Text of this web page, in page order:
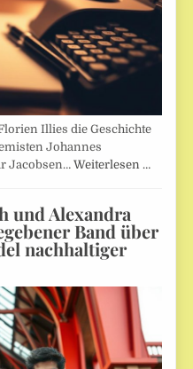
Illies die Geschichte
Johannes
Jacobsen…Weiterlesen …
und Alexandra
Band über
nachhaltiger